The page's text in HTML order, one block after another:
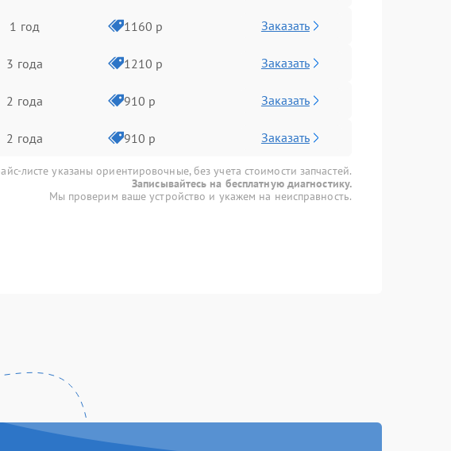
1 год 1160 р Заказать
3 года 1210 р Заказать
2 года 910 р Заказать
2 года 910 р Заказать
листе указаны ориентировочные, без учета стоимости запчастей.
Записывайтесь на бесплатную диагностику.
Мы проверим ваше устройство и укажем на неисправность.